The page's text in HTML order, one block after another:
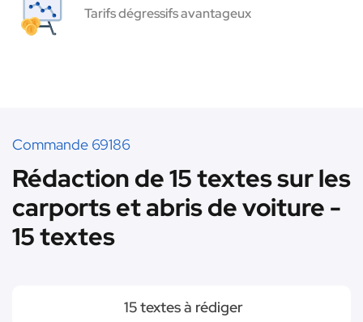
Tarifs dégressifs avantageux
Commande 69186
Rédaction de 15 textes sur les
carports et abris de voiture -
15 textes
15 textes à rédiger